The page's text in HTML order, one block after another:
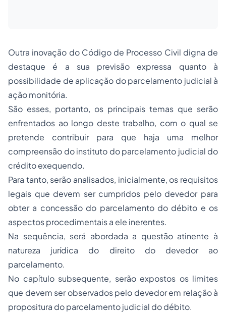
Outra inovação do Código de Processo Civil digna de
destaque é a sua previsão expressa quanto à
possibilidade de aplicação do parcelamento judicial à
ação monitória.
São esses, portanto, os principais temas que serão
enfrentados ao longo deste trabalho, com o qual se
pretende contribuir para que haja uma melhor
compreensão do instituto do parcelamento judicial do
crédito exequendo.
Para tanto, serão analisados, inicialmente, os requisitos
legais que devem ser cumpridos pelo devedor para
obter a concessão do parcelamento do débito e os
aspectos procedimentais a ele inerentes.
Na sequência, será abordada a questão atinente à
natureza jurídica do direito do devedor ao
parcelamento.
No capítulo subsequente, serão expostos os limites
que devem ser observados pelo devedor em relação à
propositura do parcelamento judicial do débito.